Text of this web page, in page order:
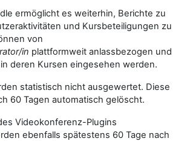
ermöglicht es weiterhin, Berichte zu
und Kursbeteiligungen zu
von
in plattformweit anlassbezogen und
in deren Kursen eingesehen werden.
statistisch nicht ausgewertet. Diese
60 Tagen automatisch gelöscht.
Videokonferenz-Plugins
ebenfalls spätestens 60 Tage nach